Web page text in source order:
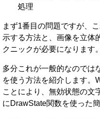
処理
まず1番目の問題ですが、
示する方法と、画像を立体
クニックが必要になります。
多分これが一般的なのでは
を使う方法を紹介します。
ことにより、無効状態の文
にDrawState関数を使った